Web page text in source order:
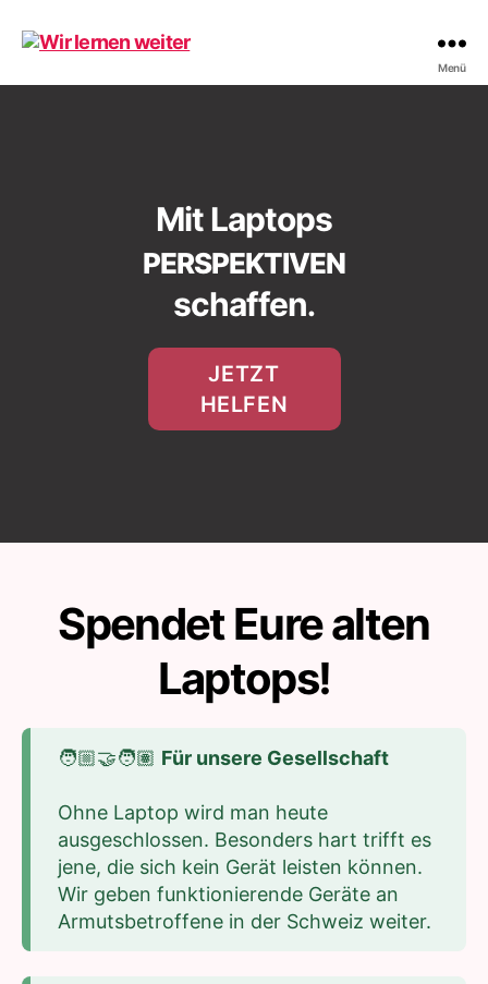
lernen
Menü
Mit Laptops
PERSPEKTIVEN
schaffen.
JETZT
HELFEN
Spendet Eure alten
Laptops!
🧑🏼‍🤝‍🧑🏽 Für unsere Gesellschaft
Ohne Laptop wird man heute
ausgeschlossen. Besonders hart trifft es
jene, die sich kein Gerät leisten können.
Wir geben funktionierende Geräte an
Armutsbetroffene in der Schweiz weiter.